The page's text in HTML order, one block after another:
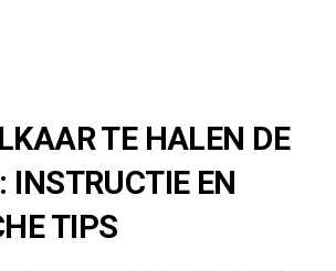
TE HALEN DE
INSTRUCTIE EN
TIPS